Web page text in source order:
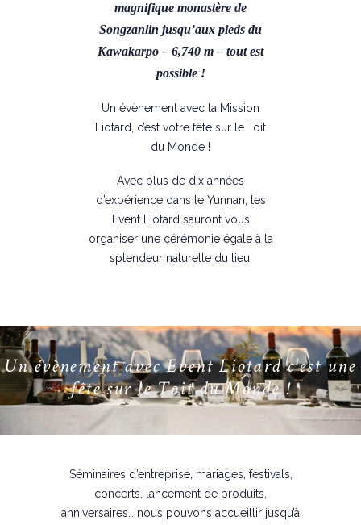
magnifique monastère de
Songzanlin jusqu’aux pieds du
Kawakarpo – 6,740 m – tout est
possible !
Un évènement avec la Mission
Liotard, c’est votre fête sur le Toit
du Monde !
Avec plus de dix années
d’expérience dans le Yunnan, les
Event Liotard sauront vous
organiser une cérémonie égale à la
splendeur naturelle du lieu.
Un évènement avec Event Liotard c'est une
fête sur le Toit du Monde !
Séminaires d’entreprise, mariages, festivals,
concerts, lancement de produits,
anniversaires… nous pouvons accueillir jusqu’à